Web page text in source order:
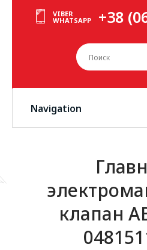
VIBER
WHATSAPP +38
Navigation
клапан